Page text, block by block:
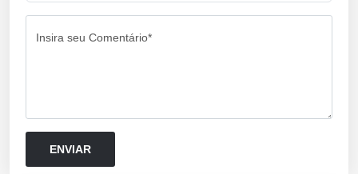
Insira seu Comentário*